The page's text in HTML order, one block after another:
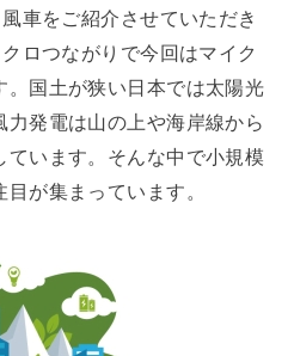
車をご紹介させていただき
ロつながりで今回はマイク
。国土が狭い日本では太陽光
発電は山の上や海岸線から
います。そんな中で小規模
が集まっています。